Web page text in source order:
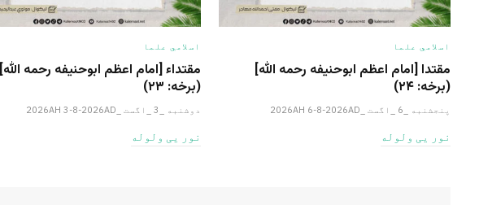
اسلامي علما
مقتدا [امام اعظم ابوحنیفه رحمه الله‎]
(برخه: ۲۴)
پنجشنبه _6 _اگست _2026AH 6-8-2026AD
نور یی ولوله
اسلامي علما
مقتداء [امام اعظم ابوحنیفه رحمه الله‎]
(برخه: ۲۳)
دوشنبه _3 _اگست _2026AH 3-8-2026AD
نور یی ولوله